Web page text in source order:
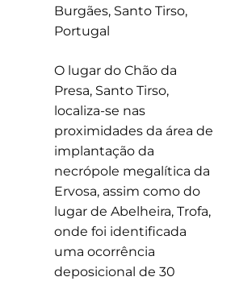
Burgães, Santo Tirso,
Portugal
O lugar do Chão da
Presa, Santo Tirso,
localiza-se nas
proximidades da área de
implantação da
necrópole megalítica da
Ervosa, assim como do
lugar de Abelheira, Trofa,
onde foi identificada
uma ocorrência
deposicional de 30